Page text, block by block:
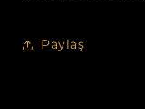
Paylaş